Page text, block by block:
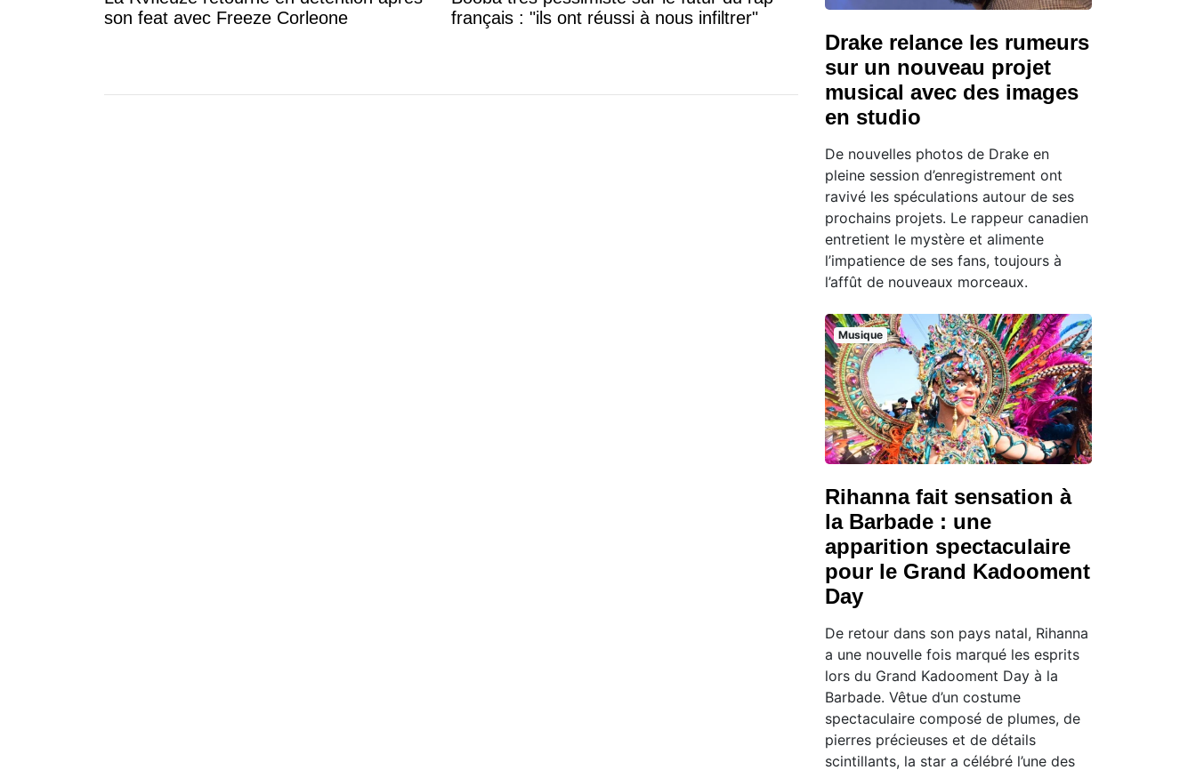
son feat avec Freeze Corleone
français : "ils ont réussi à nous infiltrer"
Drake relance les rumeurs
sur un nouveau projet
musical avec des images
en studio
De nouvelles photos de Drake en
pleine session d’enregistrement ont
ravivé les spéculations autour de ses
prochains projets. Le rappeur canadien
entretient le mystère et alimente
l’impatience de ses fans, toujours à
l’affût de nouveaux morceaux.
Musique
Rihanna fait sensation à
la Barbade : une
apparition spectaculaire
pour le Grand Kadooment
Day
De retour dans son pays natal, Rihanna
a une nouvelle fois marqué les esprits
lors du Grand Kadooment Day à la
Barbade. Vêtue d’un costume
spectaculaire composé de plumes, de
pierres précieuses et de détails
scintillants, la star a célébré l’une des